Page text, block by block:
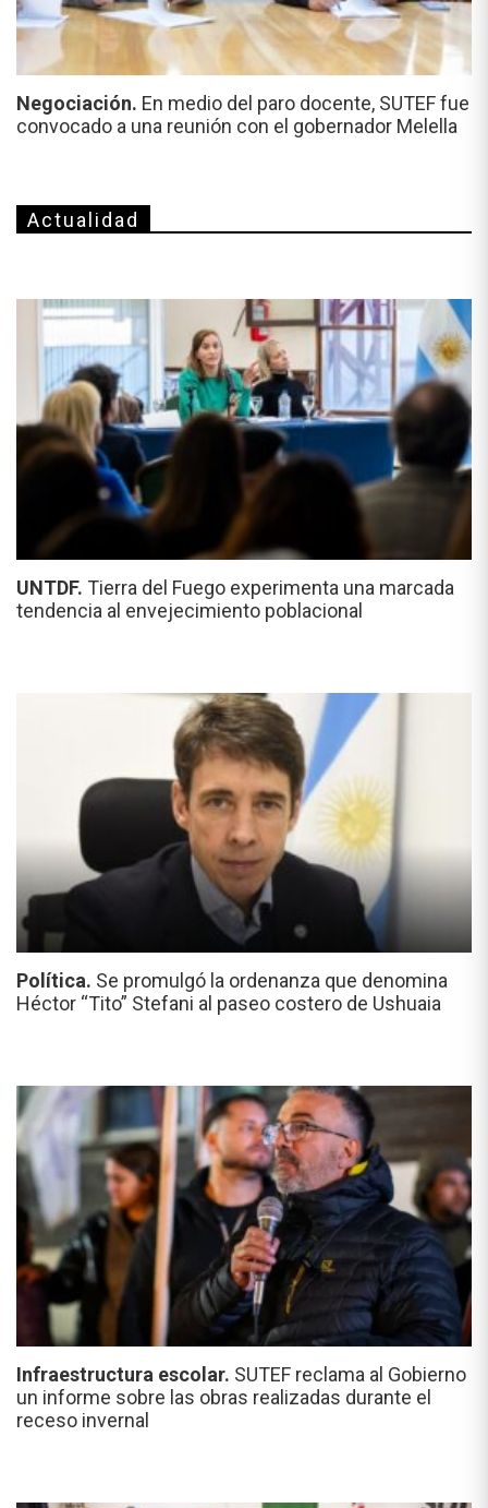
Negociación. En medio del paro docente, SUTEF fue
convocado a una reunión con el gobernador Melella
Actualidad
UNTDF. Tierra del Fuego experimenta una marcada
tendencia al envejecimiento poblacional
Política. Se promulgó la ordenanza que denomina
Héctor “Tito” Stefani al paseo costero de Ushuaia
Infraestructura escolar. SUTEF reclama al Gobierno
un informe sobre las obras realizadas durante el
receso invernal